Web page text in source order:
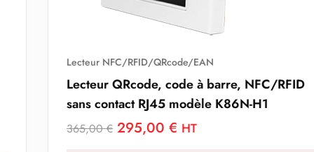
Lecteur NFC/RFID/QRcode/EAN
Lecteur QRcode, code à barre, NFC/RFID
sans contact RJ45 modèle K86N-H1
€ 295,00€ HT